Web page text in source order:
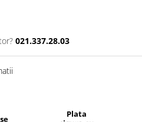
021.337.28.03
Plata